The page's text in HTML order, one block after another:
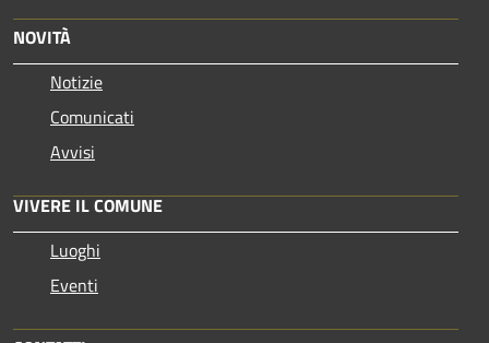
NOVITÀ
Notizie
Comunicati
Avvisi
VIVERE IL COMUNE
Luoghi
Eventi